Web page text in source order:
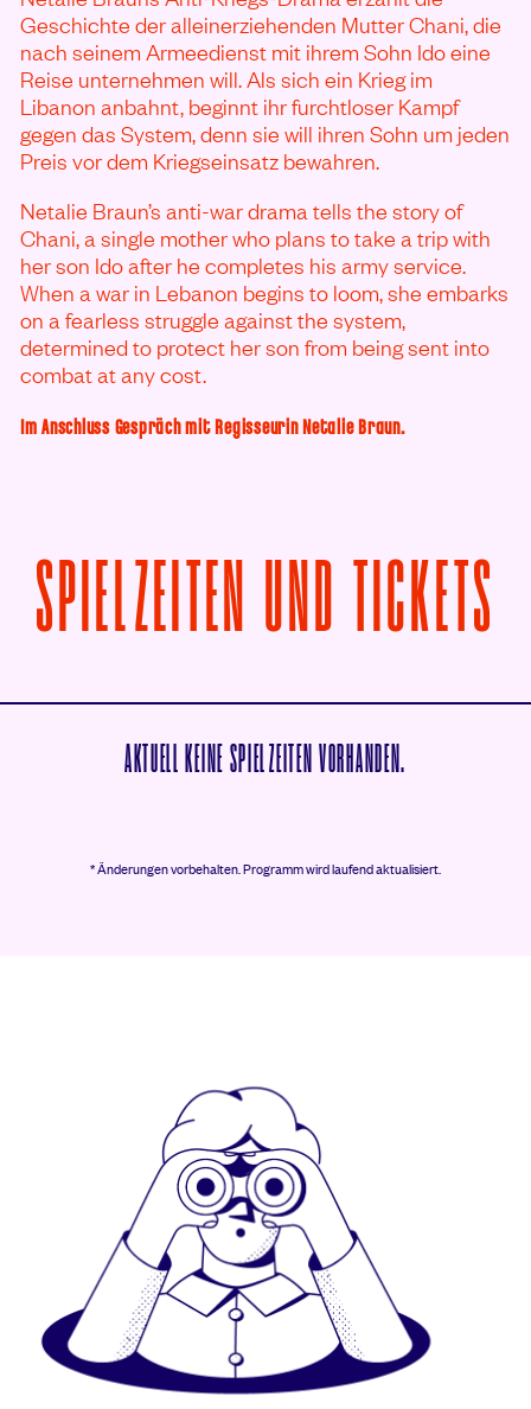
Geschichte der alleinerziehenden Mutter Chani, die
nach seinem Armeedienst mit ihrem Sohn Ido eine
Reise unternehmen will. Als sich ein Krieg im
Libanon anbahnt, beginnt ihr furchtloser Kampf
gegen das System, denn sie will ihren Sohn um jeden
Preis vor dem Kriegseinsatz bewahren.
Netalie Braun’s anti-war drama tells the story of
Chani, a single mother who plans to take a trip with
her son Ido after he completes his army service.
When a war in Lebanon begins to loom, she embarks
on a fearless struggle against the system,
determined to protect her son from being sent into
combat at any cost.
Im Anschluss Gespräch mit Regisseurin Netalie Braun.
SPIELZEITEN UND TICKETS
AKTUELL KEINE SPIELZEITEN VORHANDEN.
* Änderungen vorbehalten.Programm wird laufend aktualisiert.